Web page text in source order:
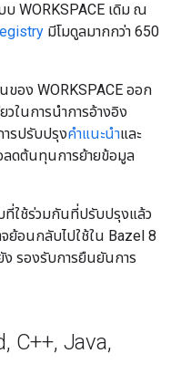
WORKSPACE เดิม ณ
มีโมดูลมากกว่า 650
ของ WORKSPACE ออก
ในการนำการอ้างอิง
ารปรับปรุงคำแนะนำและ
ลดต้นทุนการย้ายข้อมูล
ที่ใช้ร่วมกันที่ปรับปรุงแล้ว
ย้อนกลับไปใช้ใน Bazel 8
รองรับการยืนยันการ
, C++, Java,